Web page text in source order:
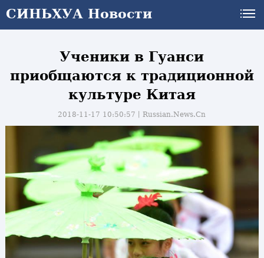
СИНЬХУА Новости
Ученики в Гуанси
приобщаются к традиционной
культуре Китая
2018-11-17 10:50:57丨Russian.News.Cn